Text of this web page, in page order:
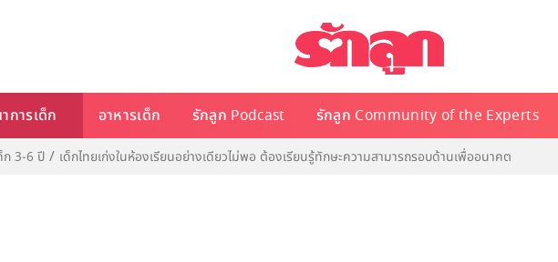
ารเด็ก อาหารเด็ก รักลูก Podcast รักลูก Community of the Experts
3-6 ปี เด็กไทยเก่งในห้องเรียนอย่างเดียวไม่พอ ต้องเรียนรู้ทักษะความสามารถรอบด้านเพื่ออนาคต